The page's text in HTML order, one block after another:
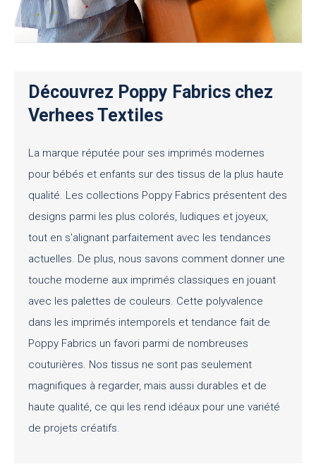
Découvrez Poppy Fabrics chez
Verhees Textiles
La marque réputée pour ses imprimés modernes
pour bébés et enfants sur des tissus de la plus haute
qualité. Les collections Poppy Fabrics présentent des
designs parmi les plus colorés, ludiques et joyeux,
tout en s'alignant parfaitement avec les tendances
actuelles. De plus, nous savons comment donner une
touche moderne aux imprimés classiques en jouant
avec les palettes de couleurs. Cette polyvalence
dans les imprimés intemporels et tendance fait de
Poppy Fabrics un favori parmi de nombreuses
couturières. Nos tissus ne sont pas seulement
magnifiques à regarder, mais aussi durables et de
haute qualité, ce qui les rend idéaux pour une variété
de projets créatifs.